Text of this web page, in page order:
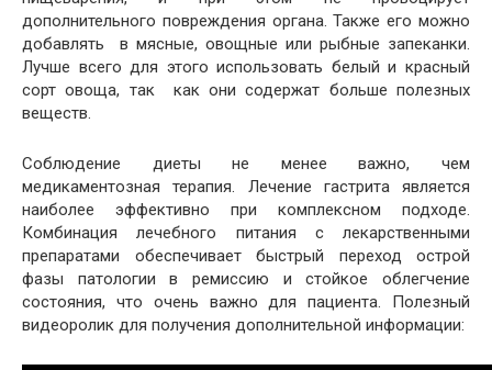
дополнительного повреждения органа. Также его можно
добавлять в мясные, овощные или рыбные запеканки.
Лучше всего для этого использовать белый и красный
сорт овоща, так как они содержат больше полезных
веществ.
Соблюдение диеты не менее важно, чем
медикаментозная терапия. Лечение гастрита является
наиболее эффективно при комплексном подходе.
Комбинация лечебного питания с лекарственными
препаратами обеспечивает быстрый переход острой
фазы патологии в ремиссию и стойкое облегчение
состояния, что очень важно для пациента. Полезный
видеоролик для получения дополнительной информации: